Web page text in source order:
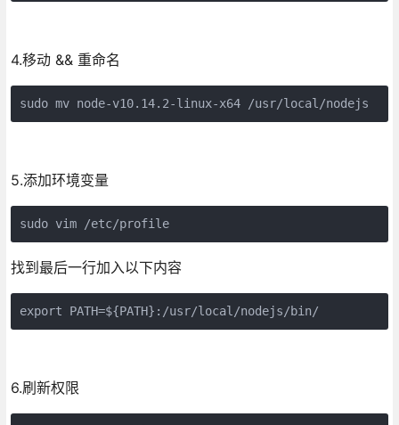
4.移动 && 重命名
sudo mv node-v10.14.2-linux-x64 /usr/local/nodejs
5.添加环境变量
sudo vim /etc/profile
找到最后一行加入以下内容
export PATH=${PATH}:/usr/local/nodejs/bin/
6.刷新权限